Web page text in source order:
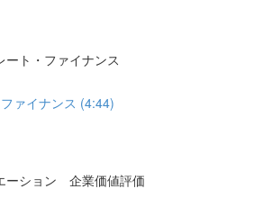
ト・ファイナンス
ァイナンス (4:44)
ション 企業価値評価